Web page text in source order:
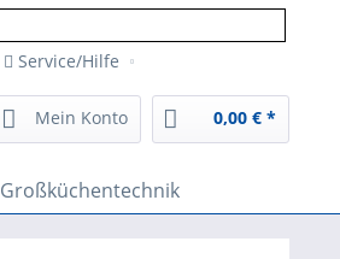
Service/Hilfe
Mein Konto 0,00 € *
Großküchentechnik